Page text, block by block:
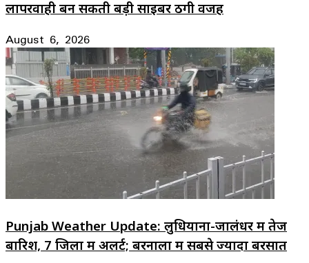
लापरवाही बन सकती बड़ी साइबर ठगी वजह
August 6, 2026
Punjab Weather Update: लुधियाना-जालंधर में तेज
बारिश, 7 जिलों में अलर्ट; बरनाला में सबसे ज्यादा बरसात